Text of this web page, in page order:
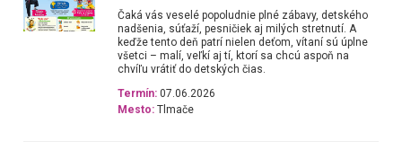
Čaká vás veselé popoludnie plné zábavy, detského
nadšenia, súťaží, pesničiek aj milých stretnutí. A
keďže tento deň patrí nielen deťom, vítaní sú úplne
všetci – malí, veľkí aj tí, ktorí sa chcú aspoň na
chvíľu vrátiť do detských čias.
Termín: 07.06.2026
Mesto: Tlmače